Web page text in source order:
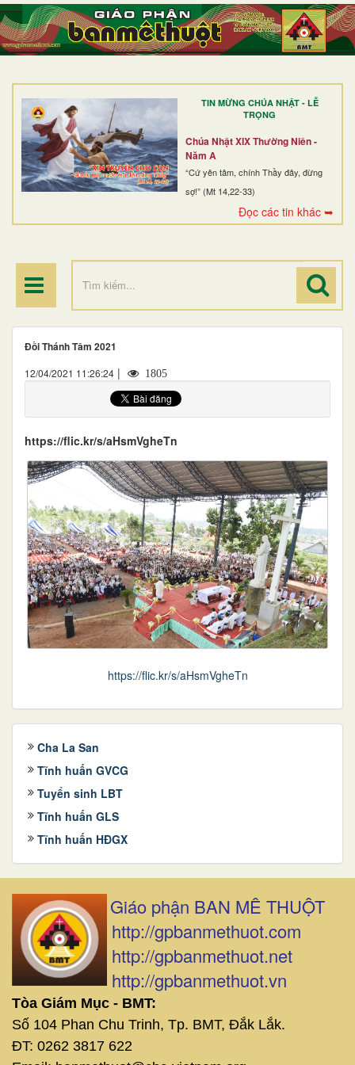
TIN MỪNG CHÚA NHẬT - LỄ
TRỌNG
Chúa Nhật XIX Thường Niên -
Năm A
“Cứ yên tâm, chính Thầy đây, đừng
sợ!” (Mt 14,22-33)
Đọc các tin khác ➥
TRANG NHẤT
GIỚI THIỆU
DÒNG TU
BAN MỤC VỤ
ĐOÀN THỂ CG
Đồi Thánh Tâm 2021
12/04/2021 11:26:24 | 1805
https://flic.kr/s/aHsmVgheTn
https://flic.kr/s/aHsmVgheTn
Cha La San
Tĩnh huấn GVCG
Tuyển sinh LBT
Tĩnh huấn GLS
Tĩnh huấn HĐGX
Giáo phận BAN MÊ THUỘT
http://gpbanmethuot.com
http://gpbanmethuot.net
http://gpbanmethuot.vn
Tòa Giám Mục - BMT:
Số 104 Phan Chu Trinh, Tp. BMT, Đắk Lắk.
ĐT: 0262 3817 622